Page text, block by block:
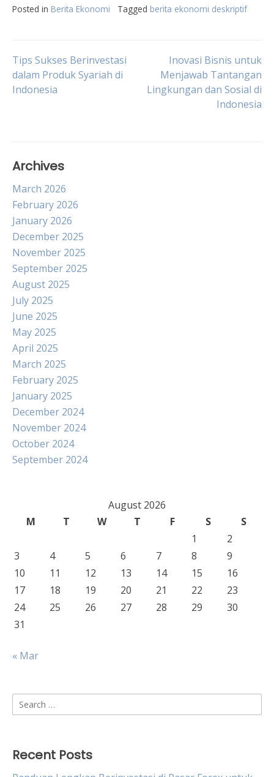
Posted in Berita Ekonomi Tagged berita ekonomi deskriptif
Post
navigation
Tips Sukses Berinvestasi
dalam Produk Syariah di
Indonesia
Inovasi Bisnis untuk
Menjawab Tantangan
Lingkungan dan Sosial di
Indonesia
Archives
March 2026
February 2026
January 2026
December 2025
November 2025
September 2025
August 2025
July 2025
June 2025
May 2025
April 2025
March 2025
February 2025
January 2025
December 2024
November 2024
October 2024
September 2024
August 2026
M
T W T F S
S
1
2
3
4 5 6 7 8
9
10
11 12 13 14 15
16
17
18 19 20 21 22
23
24
25 26 27 28 29
30
31
« Mar
Search
for:
Recent Posts